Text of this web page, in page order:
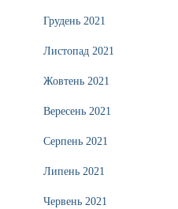
Грудень 2021
Листопад 2021
Жовтень 2021
Вересень 2021
Серпень 2021
Липень 2021
Червень 2021